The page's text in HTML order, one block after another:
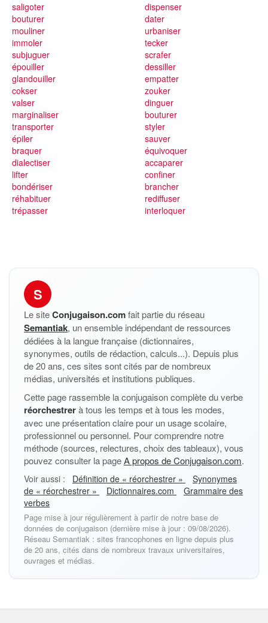
saligoter
bouturer
mouliner
immoler
subjuguer
épouiller
glandouiller
cokser
valser
dispenser
dater
urbaniser
tecker
scrafer
dessiller
empatter
zouker
dinguer
marginaliser
transporter
épiler
braquer
dialectiser
lifter
bondériser
réhabituer
trépasser
bouturer
styler
sauver
équivoquer
accaparer
confiner
brancher
rediffuser
interloquer
S
Le siteConjugaison.comfait partie du réseau
Semantiak, un ensemble indépendant de ressources
dédiées à la langue française (dictionnaires,
synonymes, outils de rédaction, calculs...). Depuis plus
de 20 ans, ces sites sont cités par de nombreux
médias, universités et institutions publiques.
Cette page rassemble la conjugaison complète du verbe
réorchestrerà tous les temps et à tous les modes,
avec une présentation claire pour un usage scolaire,
professionnel ou personnel. Pour comprendre notre
méthode (sources, relectures, choix des tableaux), vous
pouvez consulter la pageA propos de Conjugaison.com.
Voir aussi : Définition de « réorchestrer »
Synonymes
de « réorchestrer »
Dictionnaires.com
Grammaire des
verbes
Page mise à jour régulièrement à partir de notre base de
données de conjugaison (dernière mise à jour : 09/08/2026).
Réseau Semantiak : sites francophones en ligne depuis plus
de 20 ans, cités dans de nombreux travaux universitaires,
ouvrages et médias.